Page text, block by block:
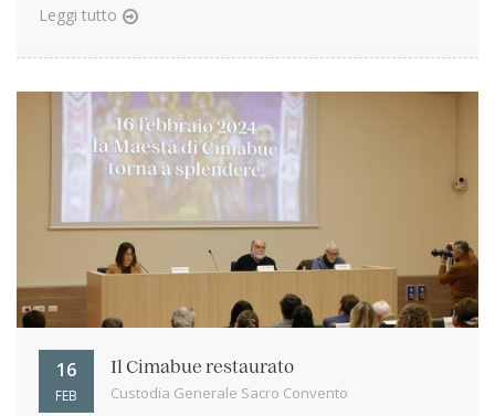
Leggi tutto
16
FEB
Il Cimabue restaurato
Custodia Generale Sacro Convento